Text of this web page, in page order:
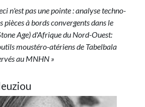
n'est pas une pointe : analyse techno-
pièces à bords convergents dans le
Age) d'Afrique du Nord-Ouest:
moustéro-atériens de Tabelbala
au MNHN »